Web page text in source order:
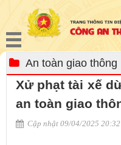
An toàn giao thông
Xử phạt tài xế
an toàn giao
Cập nhật 09/04/2025 20:32